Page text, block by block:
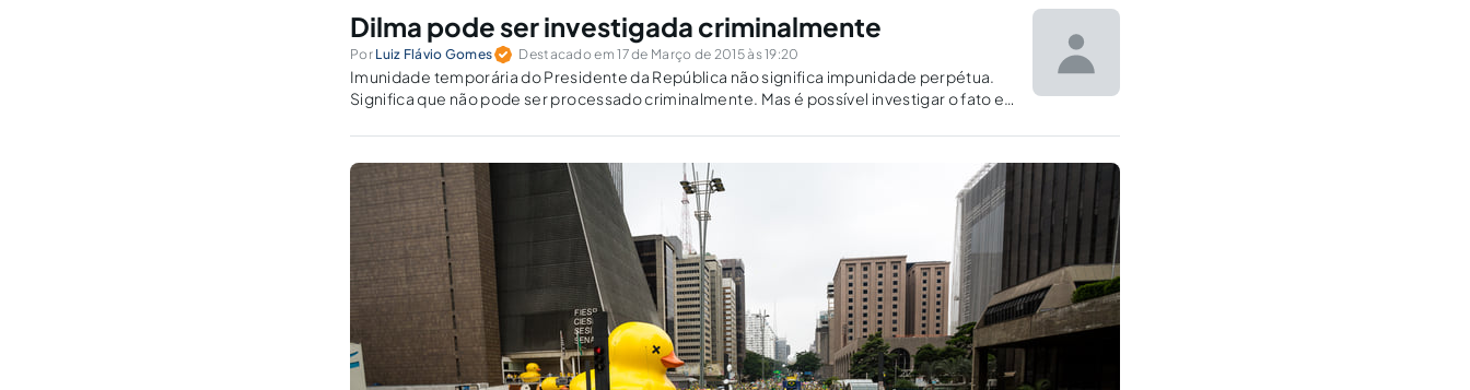
Dilma pode ser investigada criminalmente
Por Luiz Flávio Gomes Destacado em 17 de Março de 2015 às 19:20
Imunidade temporária do Presidente da República não significa impunidade perpétua.
Significa que não pode ser processado criminalmente. Mas é possível investigar o fato e